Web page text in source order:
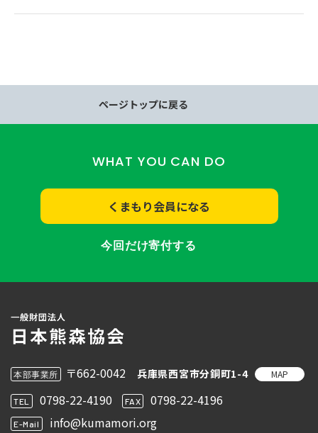
ページトップに戻る
WHAT YOU CAN DO
くまもり会員になる
今回だけ寄付する
本部事業所 〒662-0042 兵庫県西宮市分銅町1-4 MAP
TEL 0798-22-4190 FAX 0798-22-4196
E-Mail info@kumamori.org